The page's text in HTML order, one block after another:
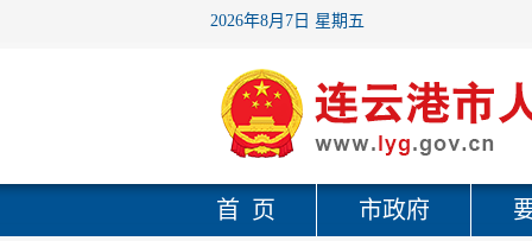
2026年8月7日 星期五
首 页 市政府